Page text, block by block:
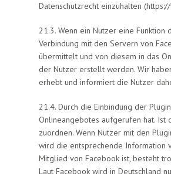
Datenschutzrecht einzuhalten
21.3. Wenn ein Nutzer eine
Verbindung mit den Servern von
übermittelt und von diesem in das
der Nutzer erstellt werden. Wir
erhebt und informiert die Nutzer
21.4. Durch die Einbindung der
Onlineangebotes aufgerufen hat. Ist
zuordnen. Wenn Nutzer mit den
wird die entsprechende Information
Mitglied von Facebook ist, besteht
Laut Facebook wird in Deutschland